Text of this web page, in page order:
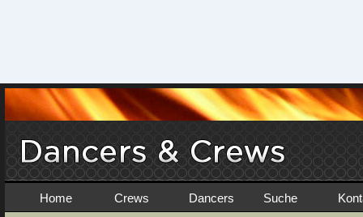
Home Crews Dancers Suche